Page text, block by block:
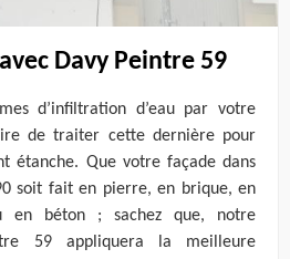
Davy Peintre 59
d’infiltration d’eau par votre
de traiter cette dernière pour
étanche. Que votre façade dans
soit fait en pierre, en brique, en
en béton ; sachez que, notre
59 appliquera la meilleure